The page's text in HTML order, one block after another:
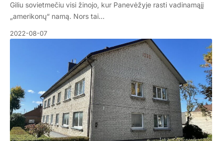
Giliu sovietmečiu visi žinojo, kur Panevėžyje rasti vadinamąjį
„amerikonų“ namą. Nors tai…
2022-08-07